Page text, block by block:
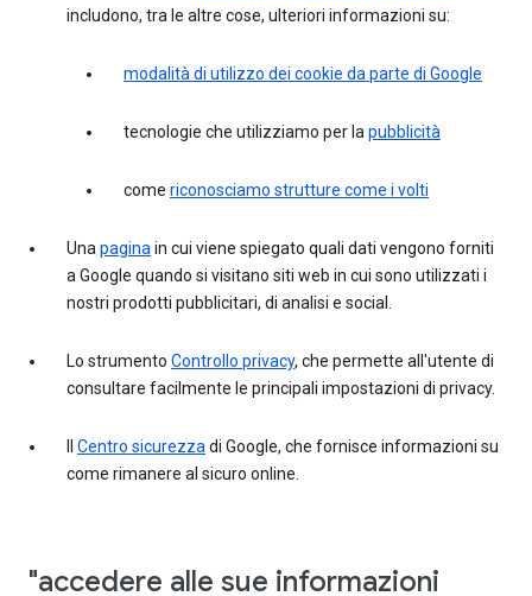
includono, tra le altre cose, ulteriori informazioni su:
modalità di utilizzo dei cookie da parte di Google
tecnologie che utilizziamo per lapubblicità
come riconosciamo strutture come i volti
Unapaginain cui viene spiegato quali dati vengono forniti
a Google quando si visitano siti web in cui sono utilizzati i
nostri prodotti pubblicitari, di analisi e social.
Lo strumento Controllo privacy, che permette all'utente di
consultare facilmente le principali impostazioni di privacy.
Centro sicurezzadi Google, che fornisce informazioni su
come rimanere al sicuro online.
"accedere alle sue informazioni